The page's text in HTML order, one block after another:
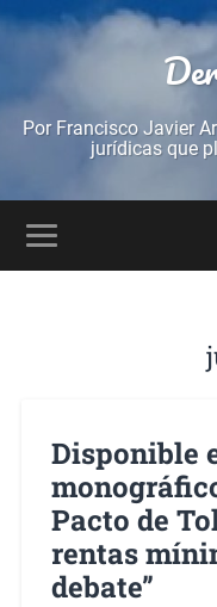
Por Francisco Javier
jurídicas que
Disponible
Pacto de
rentas
debate”